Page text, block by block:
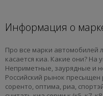
Информация о
Про все марки автомобилей
касается киа. Какие они?
Неприметные, заурядные и
Российский рынок пресыщен
соренто, оптима, риа,